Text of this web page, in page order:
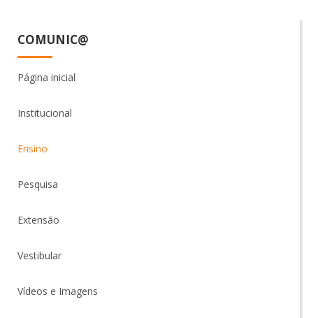
COMUNIC@
Página inicial
Institucional
Ensino
Pesquisa
Extensão
Vestibular
Vídeos e Imagens